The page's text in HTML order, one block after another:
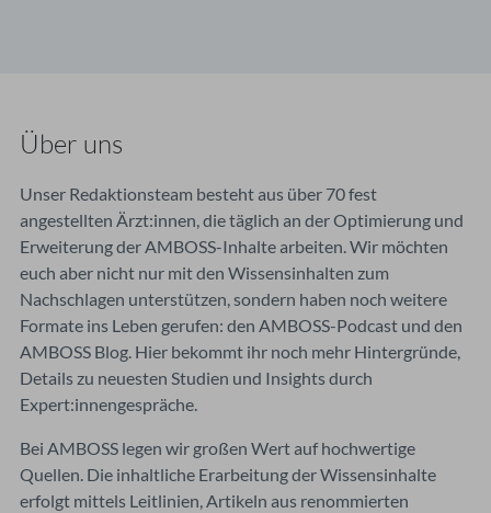
Über uns
Unser Redaktionsteam besteht aus über 70 fest
angestellten Ärzt:innen, die täglich an der Optimierung und
Erweiterung der AMBOSS-Inhalte arbeiten. Wir möchten
euch aber nicht nur mit den Wissensinhalten zum
Nachschlagen unterstützen, sondern haben noch weitere
Formate ins Leben gerufen: den AMBOSS-Podcast und den
AMBOSS Blog. Hier bekommt ihr noch mehr Hintergründe,
Details zu neuesten Studien und Insights durch
Expert:innengespräche.
Bei AMBOSS legen wir großen Wert auf hochwertige
Quellen. Die inhaltliche Erarbeitung der Wissensinhalte
erfolgt mittels Leitlinien, Artikeln aus renommierten